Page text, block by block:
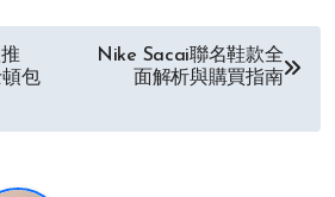
包
Nike Sacai聯名鞋款全
面解析與購買指南